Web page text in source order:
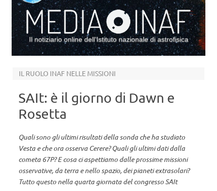
Il notiziario online dell’Istituto nazionale di astrofisica
IL RUOLO INAF NELLE MISSIONI
SAIt: è il giorno di Dawn e
Rosetta
Quali sono gli ultimi risultati della sonda che ha studiato
Vesta e che ora osserva Cerere? Quali gli ultimi dati dalla
cometa 67P? E cosa ci aspettiamo dalle prossime missioni
osservative, da terra e nello spazio, dei pianeti extrasolari?
Tutto questo nella quarta giornata del congresso SAIt